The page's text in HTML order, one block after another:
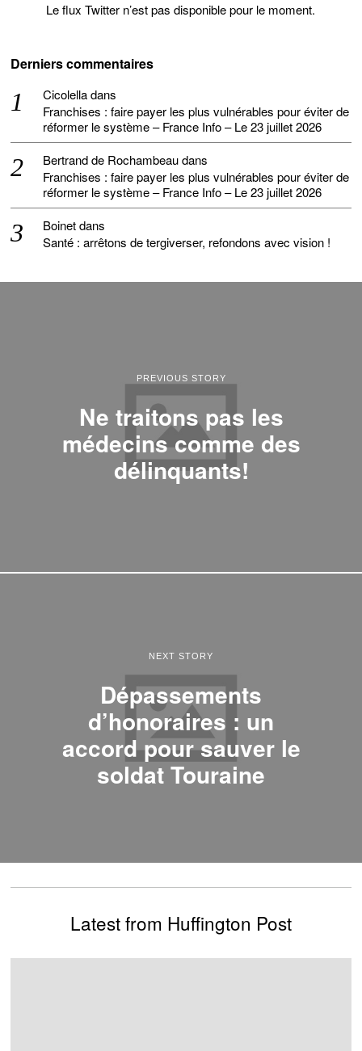
Le flux Twitter n’est pas disponible pour le moment.
Derniers commentaires
Cicolelladans
Franchises : faire payer les plus vulnérables pour éviter de
réformer le système – France Info – Le 23 juillet 2026
Bertrand de Rochambeaudans
Franchises : faire payer les plus vulnérables pour éviter de
réformer le système – France Info – Le 23 juillet 2026
Boinetdans
Santé : arrêtons de tergiverser, refondons avec vision !
PREVIOUS STORY
Ne traitons pas les
médecins comme des
délinquants!
NEXT STORY
Dépassements
d’honoraires : un
accord pour sauver le
soldat Touraine
Latest from Huffington Post